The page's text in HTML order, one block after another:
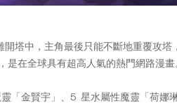
塔中，主角最後只能不斷地重覆攻塔
在全球具有超高人氣的熱門網路漫畫
金賢宇」、5 星水屬性魔靈「荷娜